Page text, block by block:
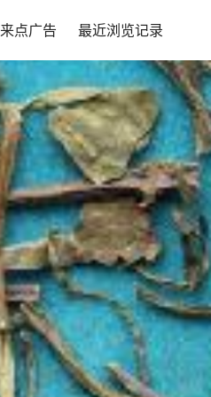
来点广告 最近浏览记录